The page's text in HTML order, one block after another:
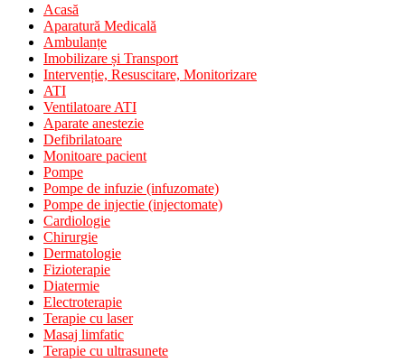
Acasă
Aparatură Medicală
Ambulanțe
Imobilizare și Transport
Intervenție, Resuscitare, Monitorizare
ATI
Ventilatoare ATI
Aparate anestezie
Defibrilatoare
Monitoare pacient
Pompe
Pompe de infuzie (infuzomate)
Pompe de injectie (injectomate)
Cardiologie
Chirurgie
Dermatologie
Fizioterapie
Diatermie
Electroterapie
Terapie cu laser
Masaj limfatic
Terapie cu ultrasunete